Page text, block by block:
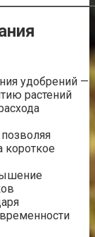
удобрений —
растений
короткое